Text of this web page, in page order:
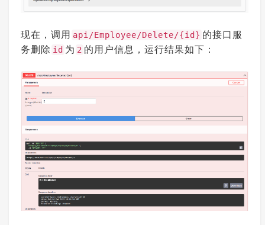
现在，调用 api/Employee/Delete/{id} 的接口服
务删除 id 为 2 的用户信息，运行结果如下：